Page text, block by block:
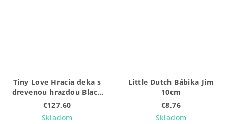
Tiny Love Hracia deka s
drevenou hrazdou Black
& White
€127,60
Skladom
Little Dutch Bábika Jim
10cm
€8,76
Skladom